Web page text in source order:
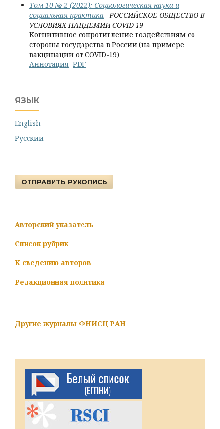
Том 10 № 2 (2022): Социологическая наука и
социальная практика - РОССИЙСКОЕ ОБЩЕСТВО В
УСЛОВИЯХ ПАНДЕМИИ COVID-19
Когнитивное сопротивление воздействиям со
стороны государства в России (на примере
вакцинации от COVID-19)
Аннотация PDF
ЯЗЫК
English
Русский
ОТПРАВИТЬ РУКОПИСЬ
Авторский указатель
Список рубрик
К сведению авторов
Редакционная политика
Другие журналы ФНИСЦ РАН